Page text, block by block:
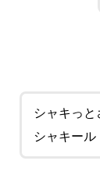
シャキっと
シャキール